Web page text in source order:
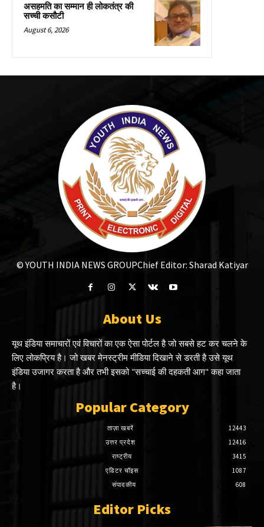
असहमति का सम्मान ही लोकतंत्र की
सच्ची कसौटी
August 6, 2026
© YOUTH INDIA NEWS GROUPChief Editor: Sharad Katiyar
About Us
यूथ इंडिया समाचारों एवं विचारों का एक ऐसा पोर्टल है जो सबसे हट कर चलने के
लिए लोकप्रिय है। जो खबर मेनस्ट्रीम मीडिया दिखाने से डरती है उसे यूथ
इंडिया उजागर करता है और तभी इसको "सच्चाई की दहकती आग" कहा जाता
है।
Popular Category
ताज़ा खबरें
12443
उत्तर प्रदेश
12416
राष्ट्रीय
3415
एडिटर चॉइस
1087
संपादकीय
608
Editor Picks